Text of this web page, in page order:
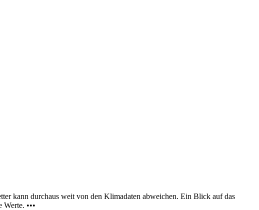
kann durchaus weit von den Klimadaten abweichen. Ein Blick auf das
•••